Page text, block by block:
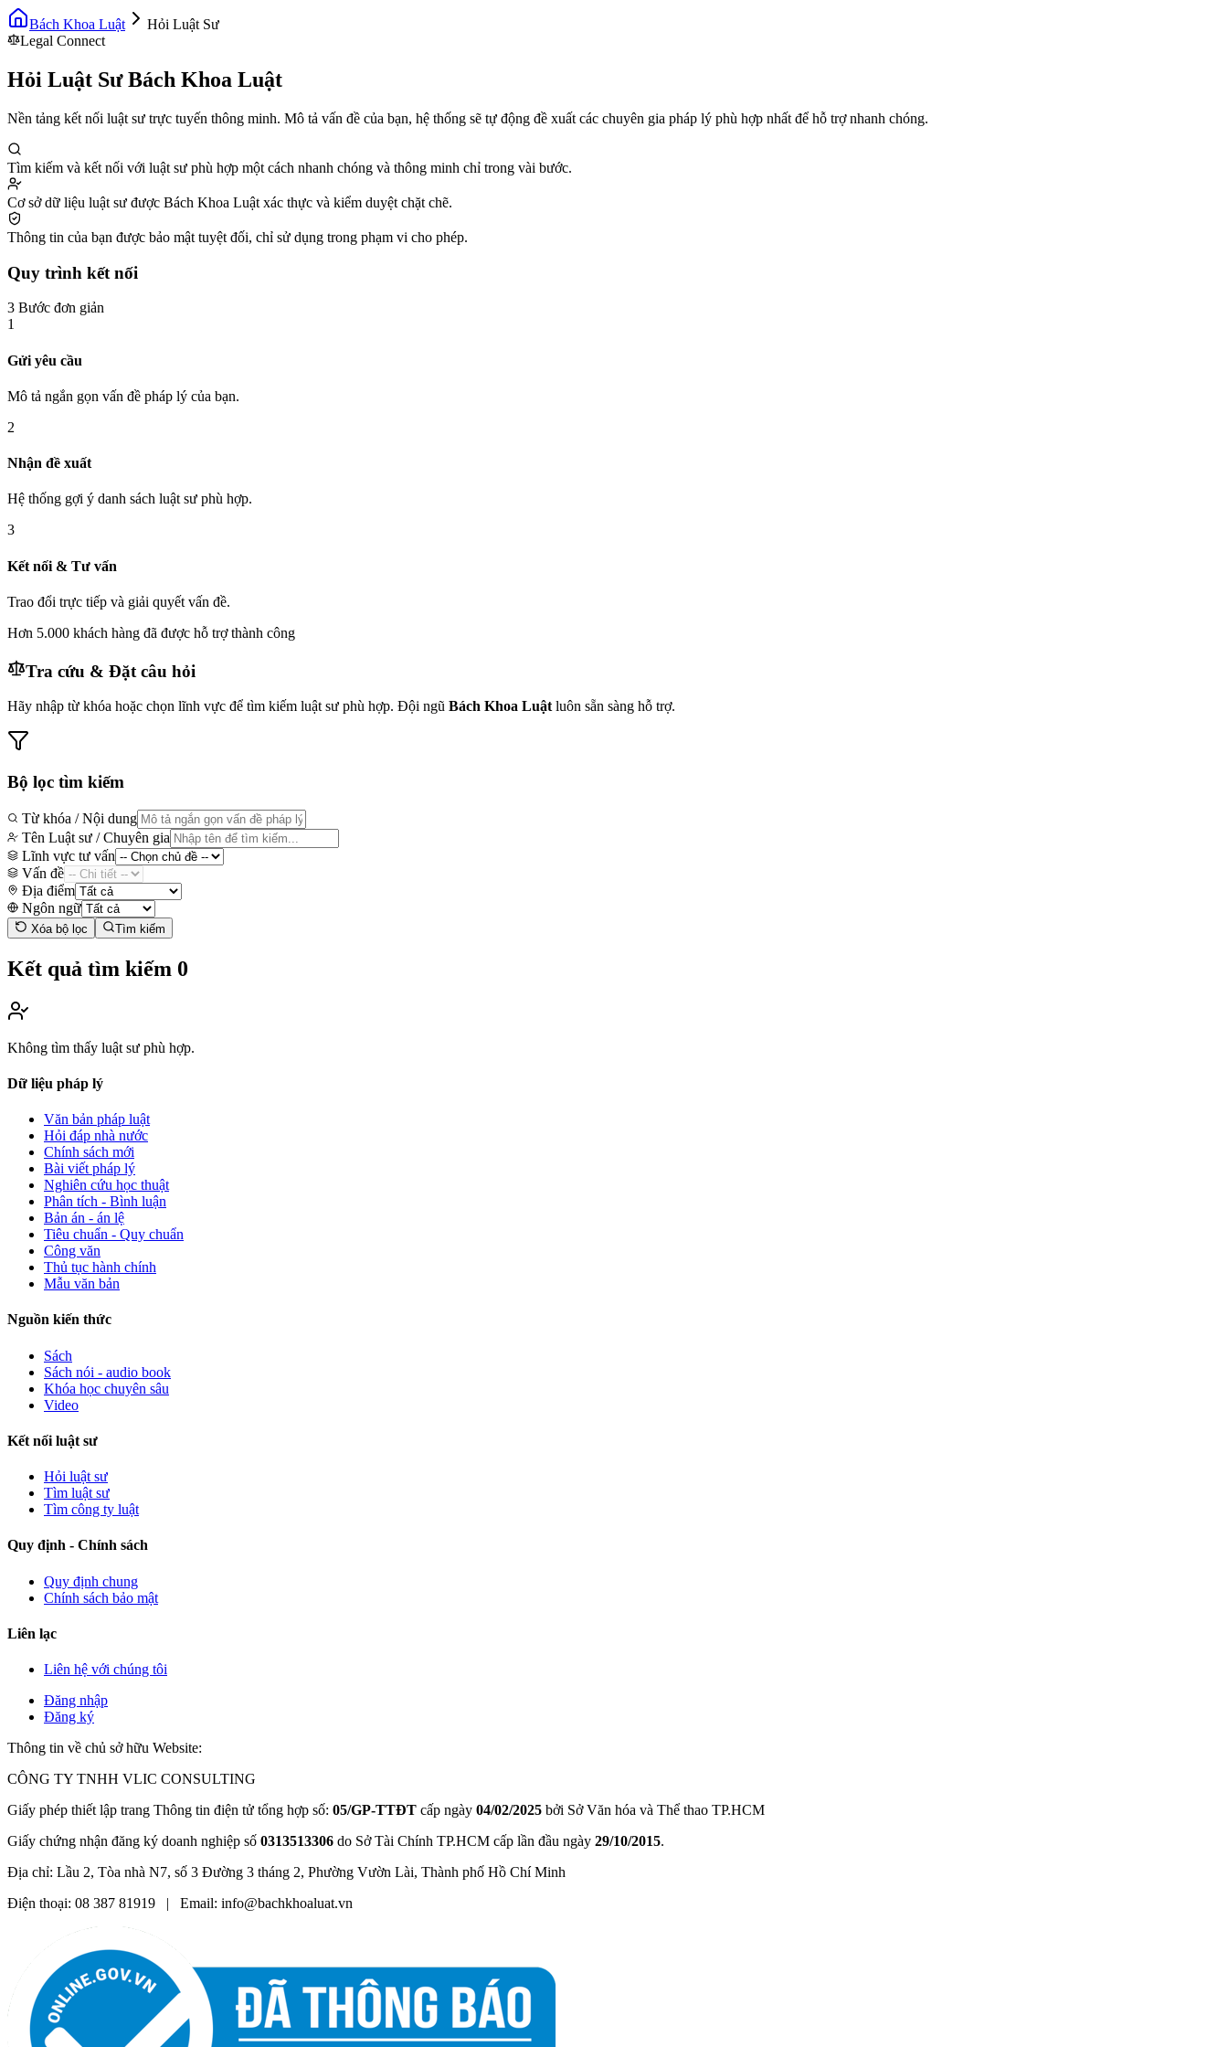
Bách Khoa Luật
Hỏi Luật Sư
Legal Connect
Hỏi Luật Sư Bách Khoa Luật
Nền tảng kết nối luật sư trực tuyến thông minh. Mô tả vấn đề của bạn, hệ thống sẽ tự động đề xuất các chuyên gia pháp lý phù hợp nhất để hỗ trợ nhanh chóng.
Tìm kiếm và kết nối với luật sư phù hợp một cách nhanh chóng và thông minh chỉ trong vài bước.
Cơ sở dữ liệu luật sư được Bách Khoa Luật xác thực và kiểm duyệt chặt chẽ.
Thông tin của bạn được bảo mật tuyệt đối, chỉ sử dụng trong phạm vi cho phép.
Quy trình kết nối
3 Bước đơn giản
1
Gửi yêu cầu
Mô tả ngắn gọn vấn đề pháp lý của bạn.
2
Nhận đề xuất
Hệ thống gợi ý danh sách luật sư phù hợp.
3
Kết nối & Tư vấn
Trao đổi trực tiếp và giải quyết vấn đề.
Hơn 5.000 khách hàng đã được hỗ trợ thành công
Tra cứu & Đặt câu hỏi
Hãy nhập từ khóa hoặc chọn lĩnh vực để tìm kiếm luật sư phù hợp. Đội ngũ Bách Khoa Luật luôn sẵn sàng hỗ trợ.
Bộ lọc tìm kiếm
Từ khóa / Nội dung
Tên Luật sư / Chuyên gia
Lĩnh vực tư vấn
Vấn đề
Địa điểm
Ngôn ngữ
Xóa bộ lọc Tìm kiếm
Kết quả tìm kiếm 0
Không tìm thấy luật sư phù hợp.
Dữ liệu pháp lý
Văn bản pháp luật
Hỏi đáp nhà nước
Chính sách mới
Bài viết pháp lý
Nghiên cứu học thuật
Phân tích - Bình luận
Bản án - án lệ
Tiêu chuẩn - Quy chuẩn
Công văn
Thủ tục hành chính
Mẫu văn bản
Nguồn kiến thức
Sách
Sách nói - audio book
Khóa học chuyên sâu
Video
Kết nối luật sư
Hỏi luật sư
Tìm luật sư
Tìm công ty luật
Quy định - Chính sách
Quy định chung
Chính sách bảo mật
Liên lạc
Liên hệ với chúng tôi
Đăng nhập
Đăng ký
Thông tin về chủ sở hữu Website:
CÔNG TY TNHH VLIC CONSULTING
Giấy phép thiết lập trang Thông tin điện tử tổng hợp số: 05/GP-TTĐT cấp ngày 04/02/2025 bởi Sở Văn hóa và Thể thao TP.HCM
Giấy chứng nhận đăng ký doanh nghiệp số 0313513306 do Sở Tài Chính TP.HCM cấp lần đầu ngày 29/10/2015.
Địa chỉ: Lầu 2, Tòa nhà N7, số 3 Đường 3 tháng 2, Phường Vườn Lài, Thành phố Hồ Chí Minh
Điện thoại: 08 387 81919 | Email: info@bachkhoaluat.vn